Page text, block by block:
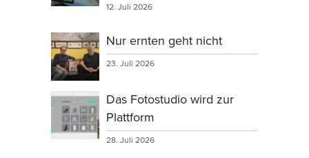
12. Juli 2026
Nur ernten geht nicht
23. Juli 2026
Das Fotostudio wird zur
Plattform
28. Juli 2026